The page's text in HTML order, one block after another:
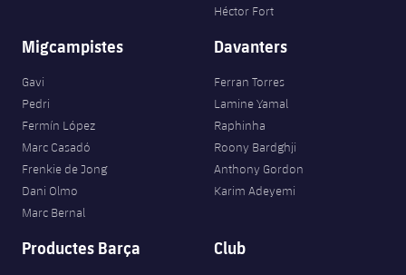
Héctor Fort
Migcampistes
Gavi
Pedri
Fermín López
Marc Casadó
Frenkie de Jong
Dani Olmo
Marc Bernal
Davanters
Ferran Torres
Lamine Yamal
Raphinha
Roony Bardghji
Anthony Gordon
Karim Adeyemi
Productes Barça Club